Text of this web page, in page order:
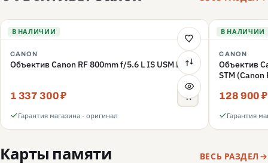
В НАЛИЧИИ
CANON
Объектив Canon RF 800mm f/5.6 L IS USM Lens
1 337 300 ₽
Гарантия магазина · оригинал
В НАЛИЧИИ
CANON
Объектив
STM (Canon
128 900 ₽
Гарантия
Карты памяти ВЕСЬ РАЗДЕЛ